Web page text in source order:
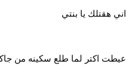
اني هقتلك يا بنتي
عيطت اكتر لما طلع سكينه من